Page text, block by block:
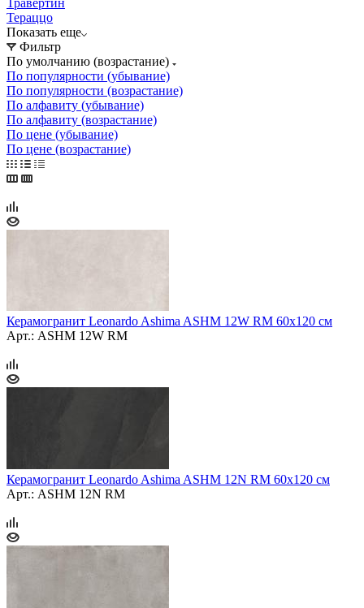
Тераццо
Показать еще
Фильтр
По умолчанию (возрастание)
По популярности (убывание)
По популярности (возрастание)
По алфавиту (убывание)
По алфавиту (возрастание)
По цене (убывание)
По цене (возрастание)
Керамогранит Leonardo Ashima ASHM 12W RM 60х120 см
Арт.: ASHM 12W RM
Керамогранит Leonardo Ashima ASHM 12N RM 60х120 см
Арт.: ASHM 12N RM